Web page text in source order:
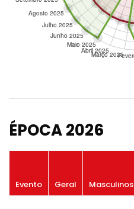
ÉPOCA 2026
Evento Geral Masculinos